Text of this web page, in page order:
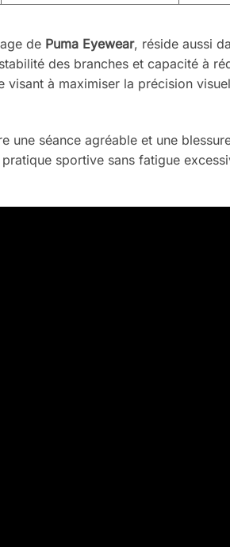
de Puma Eyewear, réside aussi
des branches et capacité à
visant à maximiser la précision
une séance agréable et une
sportive sans fatigue